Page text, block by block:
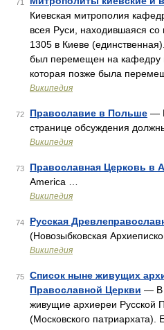
71
Киевская митрополия
всея Руси, находившаяся
1305 в Киеве
был перемещен на кафедру
которая позже была
Википедия
72 Православие в Польше —
странице обсуждения
Википедия
73 Православная Церковь в
America …
Википедия
74 Русская
(Новозыбковская
Википедия
75
Список ныне живущих
Православной Церкви — В
живущие архиереи Русской
(Московского патриархата).